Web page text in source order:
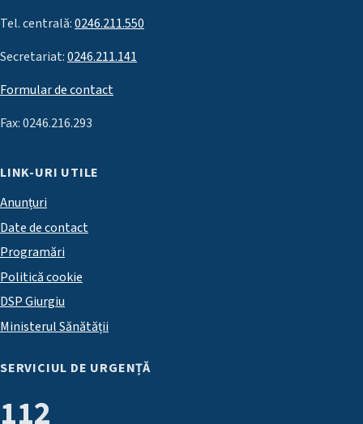
Tel. centrală:0246.211.550
Secretariat:0246.211.141
Formular de contact
Fax: 0246.216.293
LINK-URI UTILE
Anunțuri
Date de contact
Programări
Politică cookie
DSP Giurgiu
Ministerul Sănătății
SERVICIUL DE URGENȚĂ
112